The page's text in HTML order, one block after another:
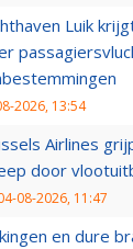
Luik
2026, 13:54
Airlines
door
08-2026, 11:47
en dure